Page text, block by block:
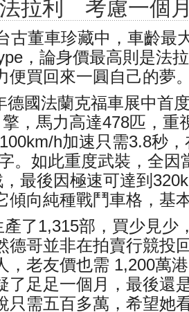
拉利 考慮一個
古董車珍藏中，車齡最
，論身價最高則是法
便買回來一圓自己的夢
德國法蘭克福車展中首
，馬力高達478匹，重
h加速只需3.8秒
。如此重度武裝，全因
最後因極速可達到
傾向純種戰鬥車格，基
產了1,315部，買少見少
德哥並非在拍賣行競投
，老友價也需 1,200萬
了足足一個月，最後還
只需五百多萬，希望她